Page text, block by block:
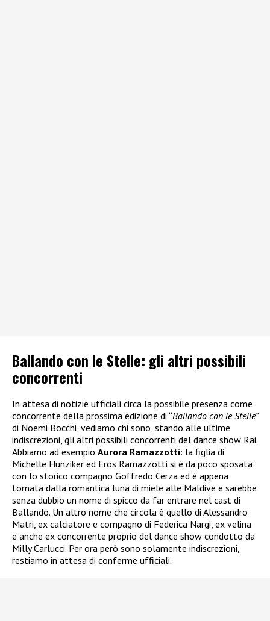
Ballando con le Stelle: gli altri possibili
concorrenti
In attesa di notizie ufficiali circa la possibile presenza come
concorrente della prossima edizione di “Ballando con le Stelle”
di Noemi Bocchi, vediamo chi sono, stando alle ultime
indiscrezioni, gli altri possibili concorrenti del dance show Rai.
Abbiamo ad esempio Aurora Ramazzotti: la figlia di
Michelle Hunziker ed Eros Ramazzotti si è da poco sposata
con lo storico compagno Goffredo Cerza ed è appena
tornata dalla romantica luna di miele alle Maldive e sarebbe
senza dubbio un nome di spicco da far entrare nel cast di
Ballando. Un altro nome che circola è quello di Alessandro
Matri, ex calciatore e compagno di Federica Nargi, ex velina
e anche ex concorrente proprio del dance show condotto da
Milly Carlucci. Per ora però sono solamente indiscrezioni,
restiamo in attesa di conferme ufficiali.